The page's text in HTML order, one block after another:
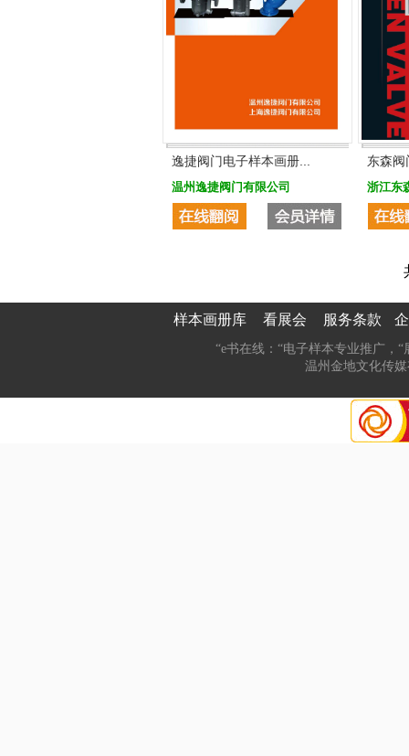
逸捷阀门电子样本画册...
温州逸捷阀门有限公司
东森阀
浙江东
样本画册库 看展会 服务条款
“e书在线：“电子样本专业推广，“
温州金地文化传